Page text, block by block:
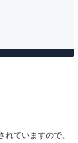
ていますので、